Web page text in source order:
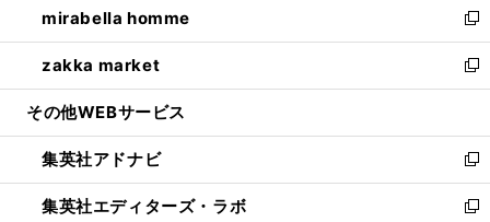
く
で
開
く
ド
ウ
で
開
ィ
ン
ド
ウ
開
く
い
ウ
ィ
ン
ウ
で
開
く
mirabella homme
新
し
い
ウ
ン
ド
ウ
で
zakka market
新
し
ウ
ィ
ン
ド
その他WEBサービス
集英社アドナビ
新
し
い
集英社エディターズ・ラボ
新